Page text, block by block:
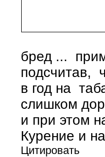
бред ...
подсчитав,
в год на
слишком
и при этом
Курение и
Цитировать